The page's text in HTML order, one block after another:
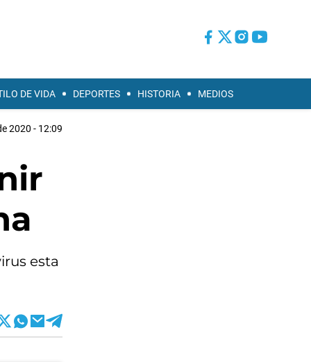
DE VIDA DEPORTES HISTORIA MEDIOS
2020 - 12:09
esta